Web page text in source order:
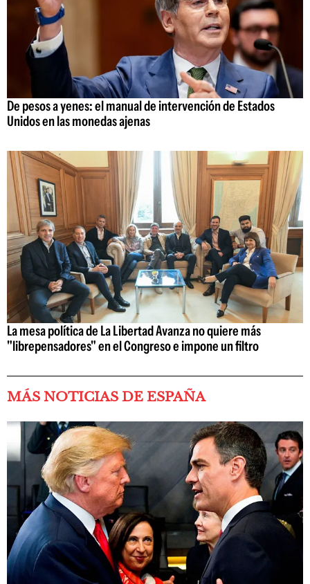
De pesos a yenes: el manual de intervención de Estados
Unidos en las monedas ajenas
La mesa política de La Libertad Avanza no quiere más
"librepensadores" en el Congreso e impone un filtro
MÁS NOTICIAS DE ESPAÑA